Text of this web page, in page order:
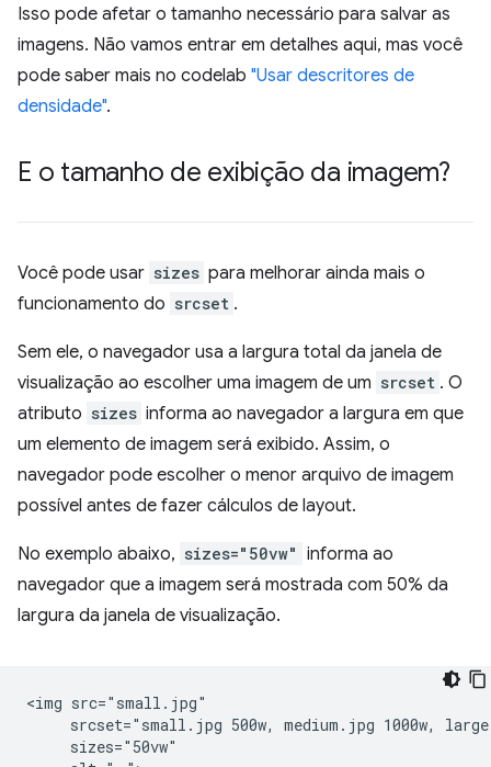
Isso pode afetar o tamanho necessário para salvar as
imagens. Não vamos entrar em detalhes aqui, mas você
pode saber mais no codelab "Usar descritores de
densidade".
E o tamanho de exibição da imagem?
Você pode usar sizes para melhorar ainda mais o
funcionamento do srcset .
Sem ele, o navegador usa a largura total da janela de
visualização ao escolher uma imagem de um srcset . O
atributo sizes informa ao navegador a largura em que
um elemento de imagem será exibido. Assim, o
navegador pode escolher o menor arquivo de imagem
possível antes de fazer cálculos de layout.
No exemplo abaixo, sizes="50vw" informa ao
navegador que a imagem será mostrada com 50% da
largura da janela de visualização.
<img src="small.jpg"
srcset="small.jpg 500w, medium.jpg 1000w,
     sizes="50vw"